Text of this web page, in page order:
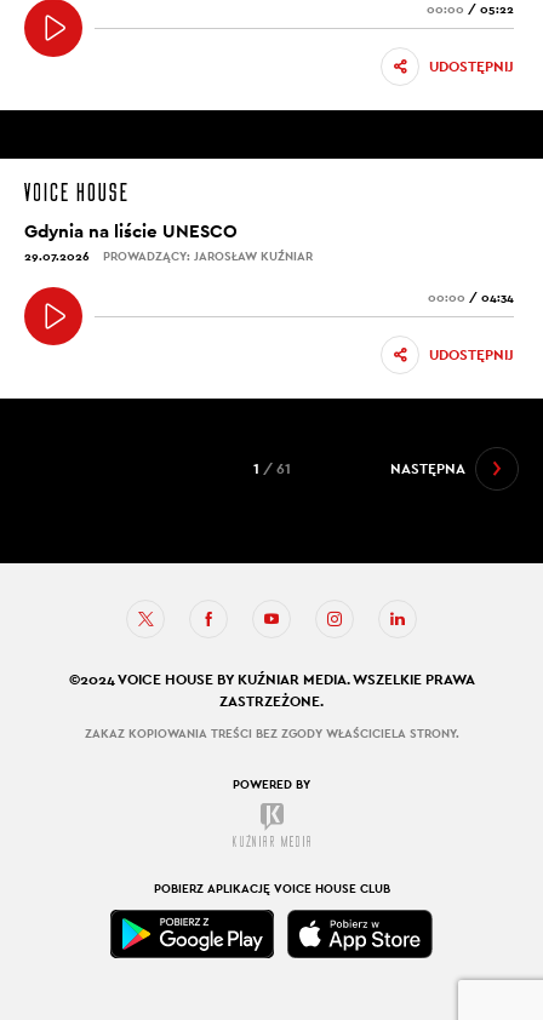
00:00 / 05:22
UDOSTĘPNIJ
Gdynia na liście UNESCO
29.07.2026 PROWADZĄCY: JAROSŁAW KUŹNIAR
00:00 / 04:34
UDOSTĘPNIJ
NASTĘPNA
1 / 61
©2024 VOICE HOUSE BY KUŹNIAR MEDIA. WSZELKIE PRAWA
ZASTRZEŻONE.
ZAKAZ KOPIOWANIA TREŚCI BEZ ZGODY WŁAŚCICIELA STRONY.
POWERED BY
POBIERZ APLIKACJĘ VOICE HOUSE CLUB